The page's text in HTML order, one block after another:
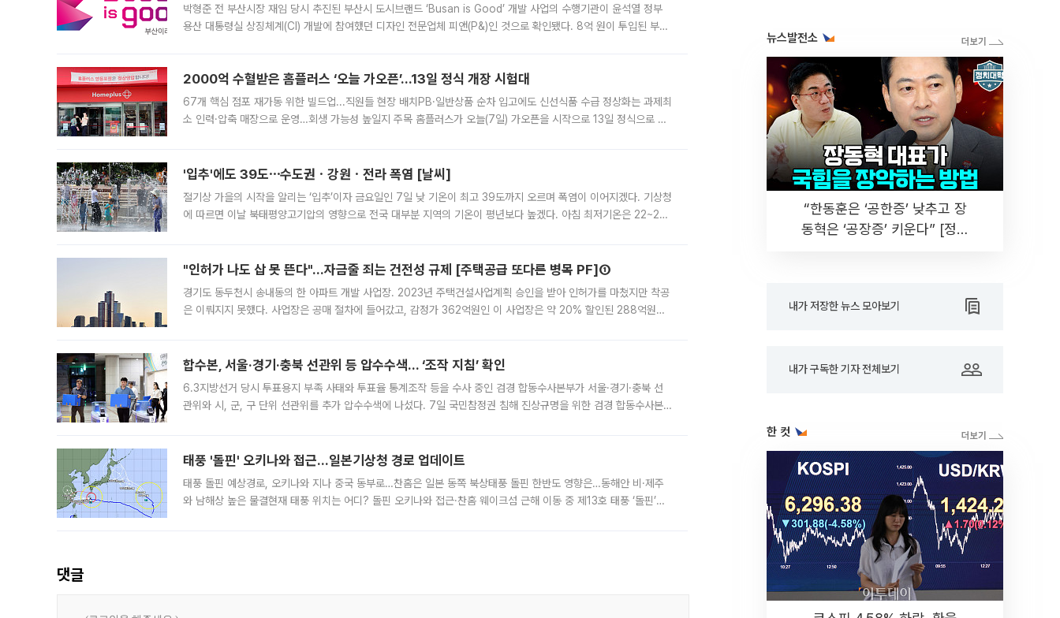
박형준 전 부산시장 재임 당시 추진된 부산시 도시브랜드 ‘Busan is Good’ 개발 사업의 수행기관이 윤석열 정부
용산 대통령실 상징체계(CI) 개발에 참여했던 디자인 전문업체 피앤(P&)인 것으로 확인됐다. 8억 원이 투입된 부산
2000억 수혈받은 홈플러스 ‘오늘 가오픈’...13일 정식 개장 시험대
67개 핵심 점포 재가동 위한 빌드업...직원들 현장 배치PB·일반상품 순차 입고에도 신선식품 수급 정상화는 과제최
소 인력·압축 매장으로 운영…회생 가능성 높일지 주목 홈플러스가 오늘(7일) 가오픈을 시작으로 13일 정식으로 재
'입추'에도 39도⋯수도권ㆍ강원ㆍ전라 폭염 [날씨]
절기상 가을의 시작을 알리는 ‘입추’이자 금요일인 7일 낮 기온이 최고 39도까지 오르며 폭염이 이어지겠다. 기상청
에 따르면 이날 북태평양고기압의 영향으로 전국 대부분 지역의 기온이 평년보다 높겠다. 아침 최저기온은 22~27
"인허가 나도 삽 못 뜬다"…자금줄 죄는 건전성 규제 [주택공급 또다른 병목 PF]①
경기도 동두천시 송내동의 한 아파트 개발 사업장. 2023년 주택건설사업계획 승인을 받아 인허가를 마쳤지만 착공
은 이뤄지지 못했다. 사업장은 공매 절차에 들어갔고, 감정가 362억원인 이 사업장은 약 20% 할인된 288억원에
합수본, 서울·경기·충북 선관위 등 압수수색… ‘조작 지침’ 확인
6.3지방선거 당시 투표용지 부족 사태와 투표율 통계조작 등을 수사 중인 검경 합동수사본부가 서울·경기·충북 선
관위와 시, 군, 구 단위 선관위를 추가 압수수색에 나섰다. 7일 국민참정권 침해 진상규명을 위한 검경 합동수사본
태풍 '돌핀' 오키나와 접근…일본기상청 경로 업데이트
태풍 돌핀 예상경로, 오키나와 지나 중국 동부로…찬홈은 일본 동쪽 북상태풍 돌핀 한반도 영향은…동해안 비·제주
와 남해상 높은 물결현재 태풍 위치는 어디? 돌핀 오키나와 접근·찬홈 웨이크섬 근해 이동 중 제13호 태풍 ‘돌핀’이
댓글
뉴스발전소
“한동훈은 ‘공한증’ 낮추고 장
동혁은 ‘공장증’ 키운다” [정치
내가 저장한 뉴스 모아보기
내가 구독한 기자 전체보기
한 컷